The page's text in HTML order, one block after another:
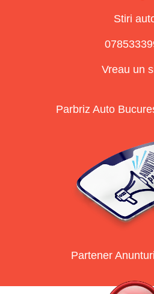
Stiri
Vreau un
Parbriz Auto
Partener